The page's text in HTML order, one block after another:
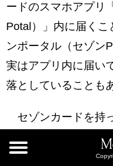
ードのスマホアプリ
Potal）」内に届く
ンポータル（セゾン
実はアプリ内に届い
落としていることも
セゾンカードを持
「セゾンポータル（
をまだ持ってない人